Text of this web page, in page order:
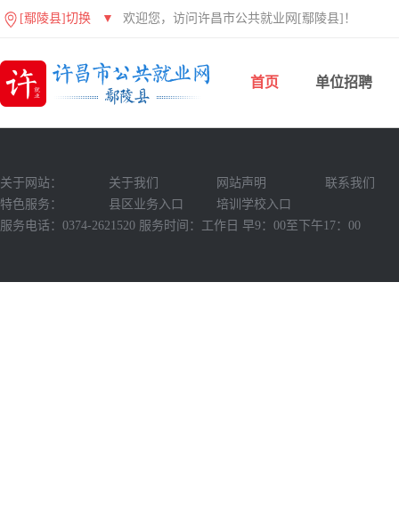
[鄢陵县]切换 ▼ 欢迎您，访问许昌市公共就业网[鄢陵县]！
首页 单位招聘
关于网站： 关于我们 网站声明
联系我们
特色服务：
县区业务入口
培训学校入口
服务电话：0374-2621520 服务时间：工作日 早9：00至下午17：00